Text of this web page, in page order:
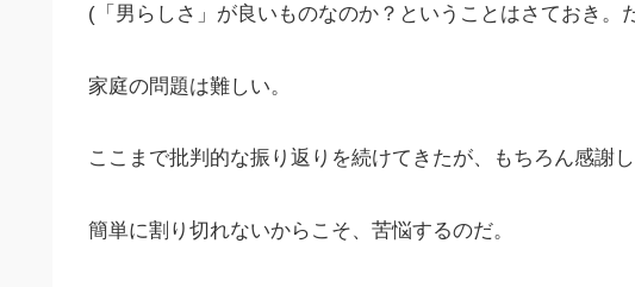
(「男らしさ」が良いものなのか？ということはさておき
家庭の問題は難しい。
ここまで批判的な振り返りを続けてきたが、もちろん感謝
簡単に割り切れないからこそ、苦悩するのだ。